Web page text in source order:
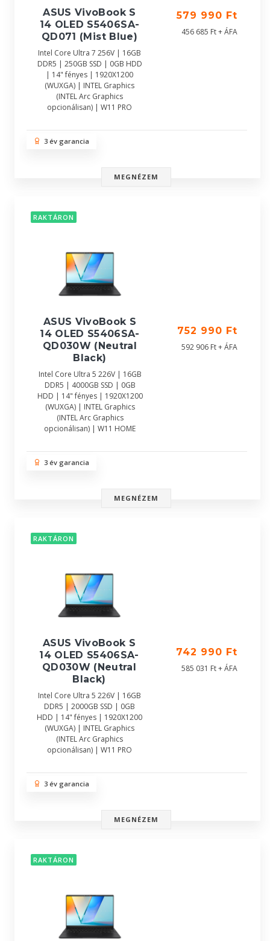
ASUS VivoBook S
14 OLED S5406SA-
QD071 (Mist Blue)
Intel Core Ultra 7 256V | 16GB
DDR5 | 250GB SSD | 0GB HDD
| 14" fényes | 1920X1200
(WUXGA) | INTEL Graphics
(INTEL Arc Graphics
opcionálisan) | W11 PRO
579 990 Ft
456 685 Ft + ÁFA
3 év garancia
MEGNÉZEM
RAKTÁRON
ASUS VivoBook S
14 OLED S5406SA-
QD030W (Neutral
Black)
Intel Core Ultra 5 226V | 16GB
DDR5 | 4000GB SSD | 0GB
HDD | 14" fényes | 1920X1200
(WUXGA) | INTEL Graphics
(INTEL Arc Graphics
opcionálisan) | W11 HOME
752 990 Ft
592 906 Ft + ÁFA
3 év garancia
MEGNÉZEM
RAKTÁRON
ASUS VivoBook S
14 OLED S5406SA-
QD030W (Neutral
Black)
Intel Core Ultra 5 226V | 16GB
DDR5 | 2000GB SSD | 0GB
HDD | 14" fényes | 1920X1200
(WUXGA) | INTEL Graphics
(INTEL Arc Graphics
opcionálisan) | W11 PRO
742 990 Ft
585 031 Ft + ÁFA
3 év garancia
MEGNÉZEM
RAKTÁRON